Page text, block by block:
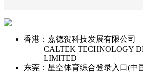
香港：嘉德贺科技发展有限公司
CALTEK TECHNOLOGY
LIMITED
东莞：星空体育综合登录入口(中